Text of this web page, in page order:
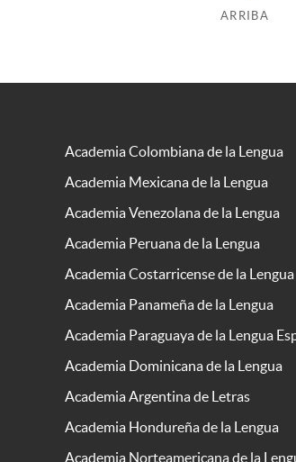
ARRIBA
Academia Colombiana de la Lengua
Academia Mexicana de la Lengua
Academia Venezolana de la Lengua
Academia Peruana de la Lengua
Academia Costarricense de la Lengua
Academia Panameña de la Lengua
Academia Paraguaya de la Lengua
Academia Dominicana de la Lengua
Academia Argentina de Letras
Academia Hondureña de la Lengua
Academia Norteamericana de la